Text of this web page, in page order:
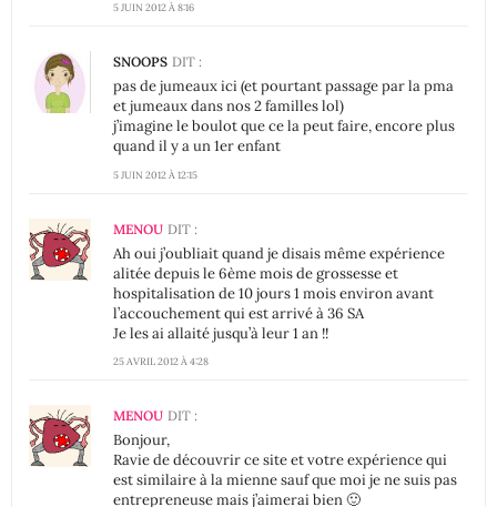
5 JUIN 2012 À 8:16
SNOOPS DIT :
5 JUIN 2012 À 12:15
pas de jumeaux ici (et pourtant passage par la pma
et jumeaux dans nos 2 familles lol)
j’imagine le boulot que ce la peut faire, encore plus
quand il y a un 1er enfant
MENOU DIT :
25 AVRIL 2012 À 4:28
Ah oui j’oubliait quand je disais même expérience
alitée depuis le 6ème mois de grossesse et
hospitalisation de 10 jours 1 mois environ avant
l’accouchement qui est arrivé à 36 SA
Je les ai allaité jusqu’à leur 1 an !!
MENOU DIT :
Bonjour,
Ravie de découvrir ce site et votre expérience qui
est similaire à la mienne sauf que moi je ne suis pas
entrepreneuse mais j’aimerai bien 🙂